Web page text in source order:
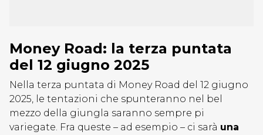
Money Road: la terza puntata
del 12 giugno 2025
Nella terza puntata di Money Road del 12 giugno
2025, le tentazioni che spunteranno nel bel
mezzo della giungla saranno sempre pi
variegate. Fra queste – ad esempio – ci sarà una